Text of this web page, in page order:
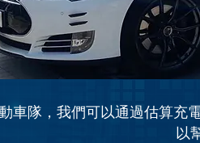
車隊，我們可以通過估算充
以